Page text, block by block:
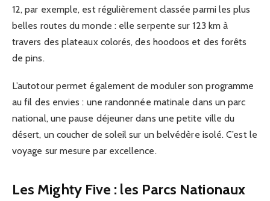
12, par exemple, est régulièrement classée parmi les plus
belles routes du monde : elle serpente sur 123 km à
travers des plateaux colorés, des hoodoos et des forêts
de pins.
L’autotour permet également de moduler son programme
au fil des envies : une randonnée matinale dans un parc
national, une pause déjeuner dans une petite ville du
désert, un coucher de soleil sur un belvédère isolé. C’est le
voyage sur mesure par excellence.
Les Mighty Five : les Parcs Nationaux